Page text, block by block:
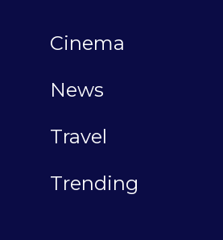
Cinema
News
Travel
Trending